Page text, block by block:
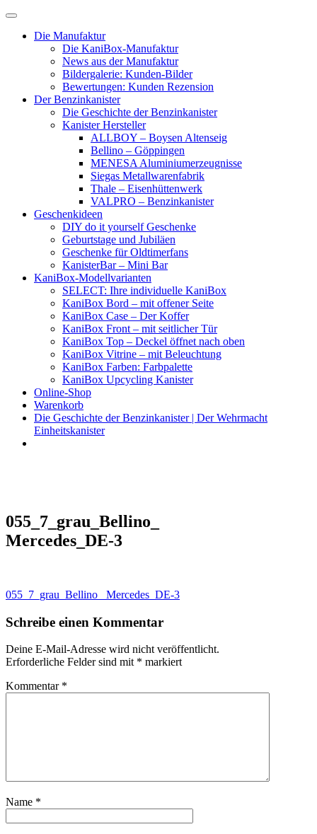
Skip
contentDie Manufaktur
Die KaniBox-Manufaktur
News aus der Manufaktur
Bildergalerie: Kunden-Bilder
Bewertungen: Kunden Rezension
Der Benzinkanister
Die Geschichte der Benzinkanister
Kanister Hersteller
ALLBOY – Boysen Altenseig
Bellino – Göppingen
MENESA Aluminiumerzeugnisse
Siegas Metallwarenfabrik
Thale – Eisenhüttenwerk
VALPRO – Benzinkanister
Geschenkideen
DIY do it yourself Geschenke
Geburtstage und Jubiläen
Geschenke für Oldtimerfans
KanisterBar – Mini Bar
KaniBox-Modellvarianten
SELECT: Ihre individuelle KaniBox
KaniBox Bord – mit offener Seite
KaniBox Case – Der Koffer
KaniBox Front – mit seitlicher Tür
KaniBox Top – Deckel öffnet nach oben
KaniBox Vitrine – mit Beleuchtung
KaniBox Farben: Farbpalette
KaniBox Upcycling Kanister
Online-Shop
Warenkorb
Die Geschichte der Benzinkanister | Der Wehrmacht
Einheitskanister
055_7_grau_Bellino_
Mercedes_DE-3
Beitragsnavigation
055_7_grau_Bellino_ Mercedes_DE-3
Schreibe einen Kommentar
Deine E-Mail-Adresse wird nicht veröffentlicht.
Erforderliche Felder sind mit * markiert
Kommentar *
Name *